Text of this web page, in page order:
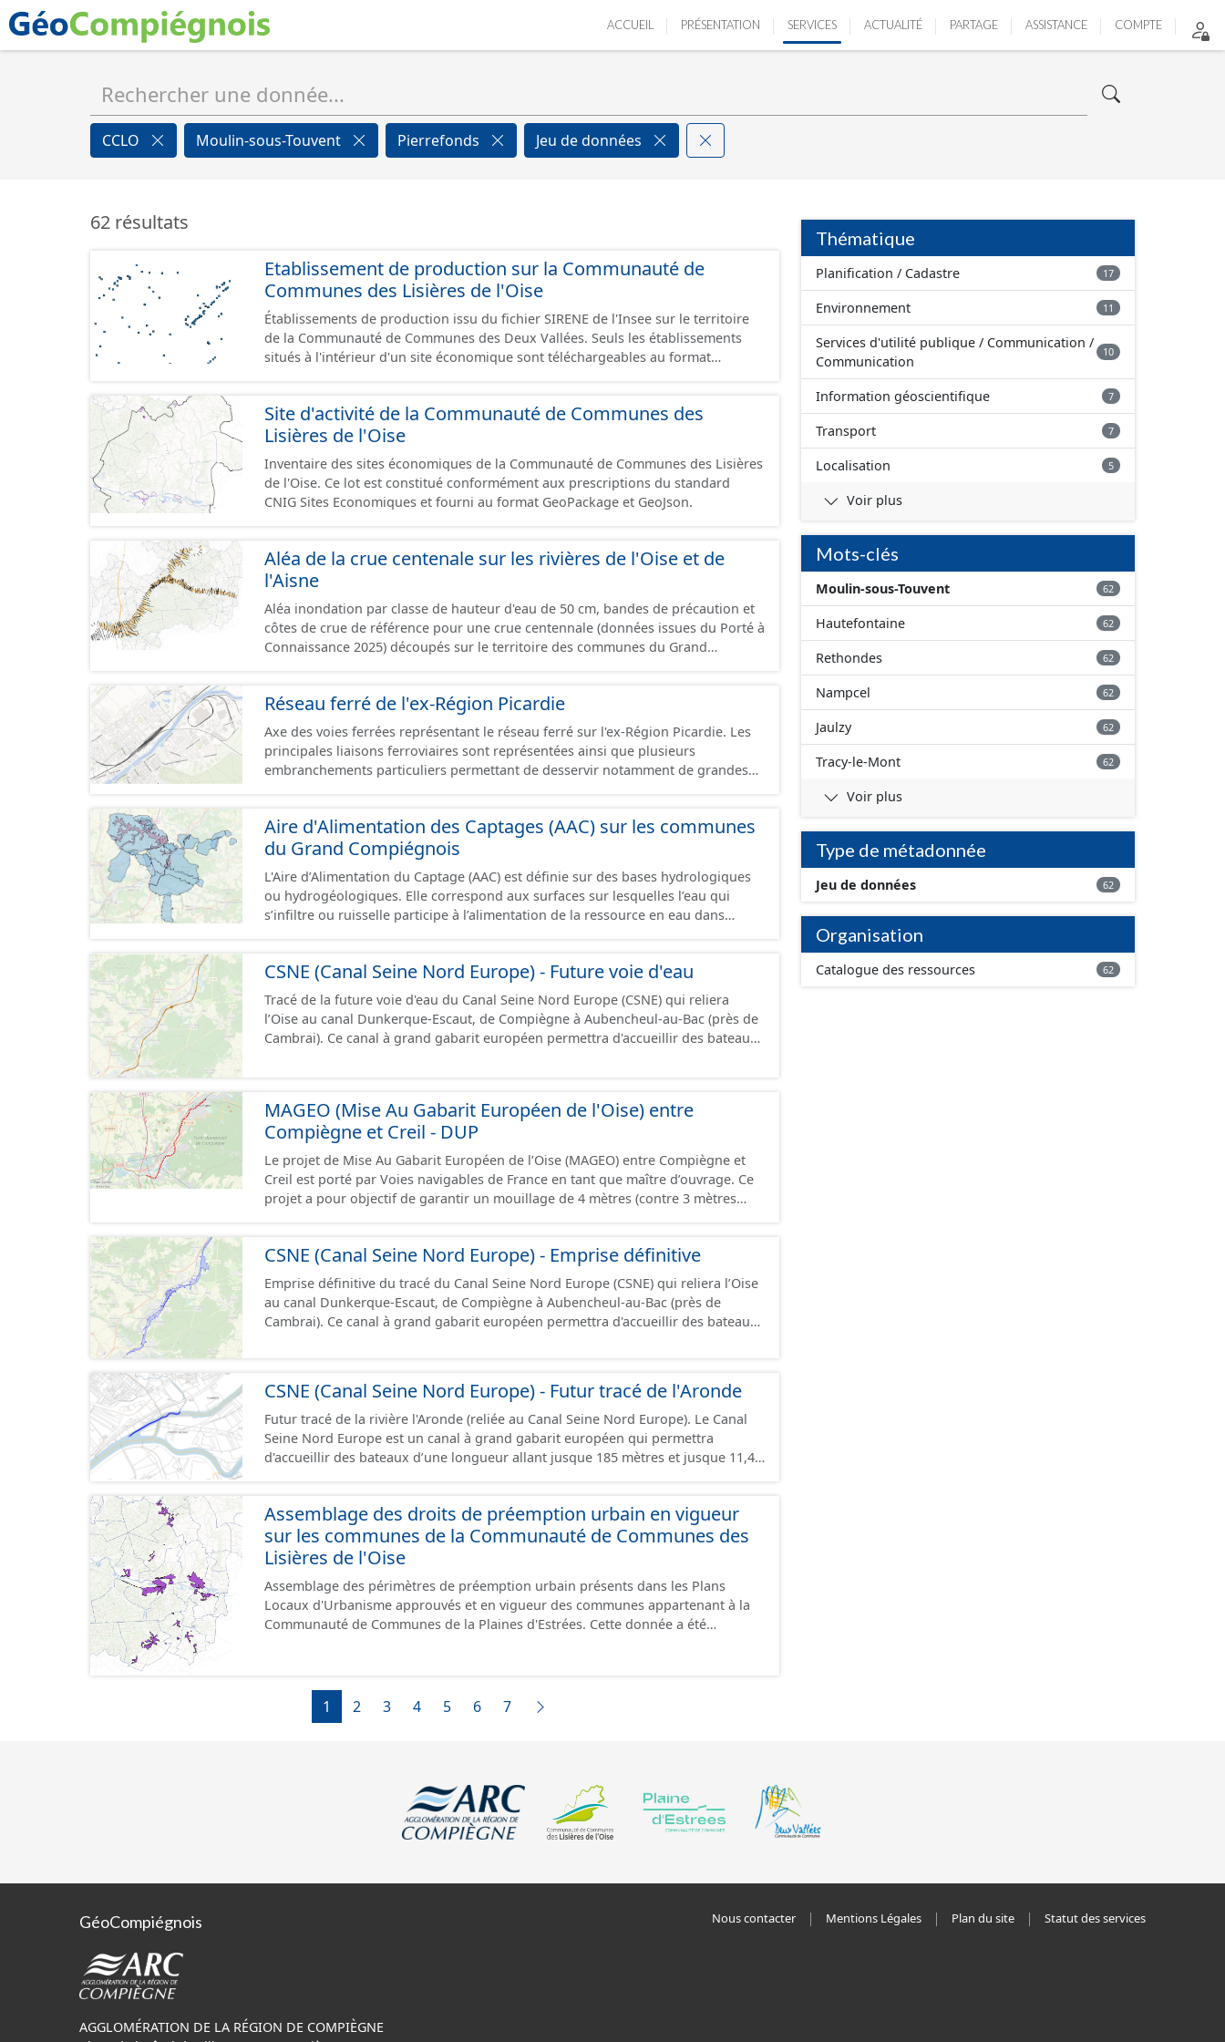
ACCUEIL PRÉSENTATION SERVICES ACTUALITÉ PARTAGE ASSISTANCE COMPTE
CCLO Moulin-sous-Touvent Pierrefonds Jeu de données
62 résultats
Etablissement de production sur la Communauté de
Communes des Lisières de l'Oise
Établissements de production issu du fichier SIRENE de l'Insee sur le territoire
de la Communauté de Communes des Deux Vallées. Seuls les établissements
situés à l'intérieur d'un site économique sont téléchargeables au format
terrains à vocation économique à ce jour. Il est filtré au-delà des prescriptions
du CNIG se limitant aux SCI.
Site d'activité de la Communauté de Communes des
Lisières de l'Oise
Inventaire des sites économiques de la Communauté de Communes des Lisières
de l'Oise. Ce lot est constitué conformément aux prescriptions du standard
CNIG Sites Economiques et fourni au format GeoPackage et GeoJson.
Aléa de la crue centenale sur les rivières de l'Oise et de
l'Aisne
Aléa inondation par classe de hauteur d'eau de 50 cm, bandes de précaution et
côtes de crue de référence pour une crue centennale (données issues du Porté à
Connaissance 2025) découpés sur le territoire des communes du Grand
Réseau ferré de l'ex-Région Picardie
Axe des voies ferrées représentant le réseau ferré sur l'ex-Région Picardie. Les
principales liaisons ferroviaires sont représentées ainsi que plusieurs
embranchements particuliers permettant de desservir notamment de grandes
Aire d'Alimentation des Captages (AAC) sur les communes
du Grand Compiégnois
L'Aire d’Alimentation du Captage (AAC) est définie sur des bases hydrologiques
ou hydrogéologiques. Elle correspond aux surfaces sur lesquelles l’eau qui
s’infiltre ou ruisselle participe à l’alimentation de la ressource en eau dans
situé en amont de la ou des prises d’eau éventuellement complété par la surface
concernée par l'apport d'eau souterraine externe à ce bassin versant (ex: nappe
de socle ou nappe d'accompagnement des cours d'eau), - pour un ouvrage de
prélèvement destiné à l'eau potable en eau souterraine : au bassin
d’alimentation du ou des points d'eau (lieu des points de la surface du sol qui
synonymes. Ce jeu de données correspond aux périmètres administratifs des
AAC et aux périmètres des sous-secteurs des aires de Baugy et des Hospices.
CSNE (Canal Seine Nord Europe) - Future voie d'eau
Tracé de la future voie d'eau du Canal Seine Nord Europe (CSNE) qui reliera
l’Oise au canal Dunkerque-Escaut, de Compiègne à Aubencheul-au-Bac (près de
Cambrai). Ce canal à grand gabarit européen permettra d'accueillir des bateaux
MAGEO (Mise Au Gabarit Européen de l'Oise) entre
Compiègne et Creil - DUP
Le projet de Mise Au Gabarit Européen de l’Oise (MAGEO) entre Compiègne et
Creil est porté par Voies navigables de France en tant que maître d’ouvrage. Ce
projet a pour objectif de garantir un mouillage de 4 mètres (contre 3 mètres
situe au débouché sud du canal Seine-Nord Europe, maillon central de la liaison
fluviale Seine-Escaut. Il s’étend sur 42 kilomètres de linéaire, depuis le pont
SNCF de Compiègne jusqu’à l’écluse de Creil, et traverse 22 communes dans le
département de l’Oise. Cette ressource contient le périmètre de la déclaration
d'utilité publique (DUP).
CSNE (Canal Seine Nord Europe) - Emprise définitive
Emprise définitive du tracé du Canal Seine Nord Europe (CSNE) qui reliera l’Oise
au canal Dunkerque-Escaut, de Compiègne à Aubencheul-au-Bac (près de
Cambrai). Ce canal à grand gabarit européen permettra d'accueillir des bateaux
CSNE (Canal Seine Nord Europe) - Futur tracé de l'Aronde
Futur tracé de la rivière l'Aronde (reliée au Canal Seine Nord Europe). Le Canal
Seine Nord Europe est un canal à grand gabarit européen qui permettra
d'accueillir des bateaux d’une longueur allant jusque 185 mètres et jusque 11,40
Compiègne à Aubencheul-au-Bac (près de Cambrai).
Assemblage des droits de préemption urbain en vigueur
sur les communes de la Communauté de Communes des
Lisières de l'Oise
Assemblage des périmètres de préemption urbain présents dans les Plans
Locaux d'Urbanisme approuvés et en vigueur des communes appartenant à la
Communauté de Communes de la Plaines d'Estrées. Cette donnée a été
1 2 3 4 5 6 7
Thématique
Planification / Cadastre 17
Environnement 11
Services d'utilité publique / Communication /
Communication
10
Information géoscientifique 7
Transport 7
Localisation 5
Voir plus
Mots-clés
Moulin-sous-Touvent 62
Hautefontaine 62
Rethondes 62
Nampcel 62
Jaulzy 62
Tracy-le-Mont 62
Voir plus
Type de métadonnée
Jeu de données 62
Organisation
Catalogue des ressources 62
GéoCompiégnois
AGGLOMÉRATION DE LA RÉGION DE COMPIÈGNE
Nous contacter Mentions Légales Plan du site Statut des services